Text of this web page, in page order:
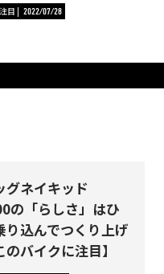
目
2022/07/28
グネイキッド
の「らしさ」はひ
り込んでつくり上げ
のバイクに注目】